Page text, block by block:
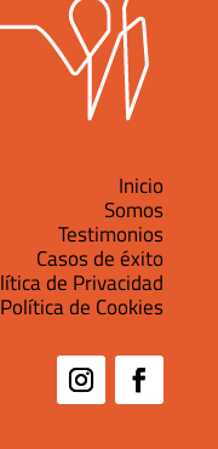
Inicio
Somos
Testimonios
Casos de éxito
de Privacidad
Política de Cookies